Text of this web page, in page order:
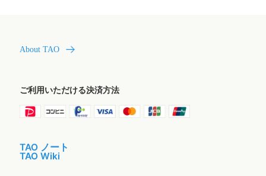
About TAO
ご利用いただける決済方法
TAO ノート
TAO Wiki